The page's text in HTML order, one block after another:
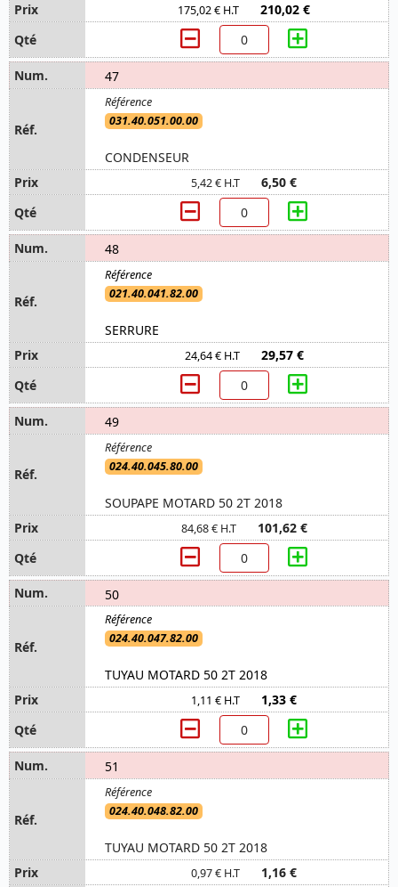
175,02 € H.T 210,02 €
47
031.40.051.00.00
CONDENSEUR
5,42 € H.T 6,50 €
48
021.40.041.82.00
SERRURE
24,64 € H.T 29,57 €
49
024.40.045.80.00
SOUPAPE MOTARD 50 2T 2018
84,68 € H.T 101,62 €
50
024.40.047.82.00
TUYAU MOTARD 50 2T 2018
1,11 € H.T 1,33 €
51
024.40.048.82.00
TUYAU MOTARD 50 2T 2018
0,97 € H.T 1,16 €